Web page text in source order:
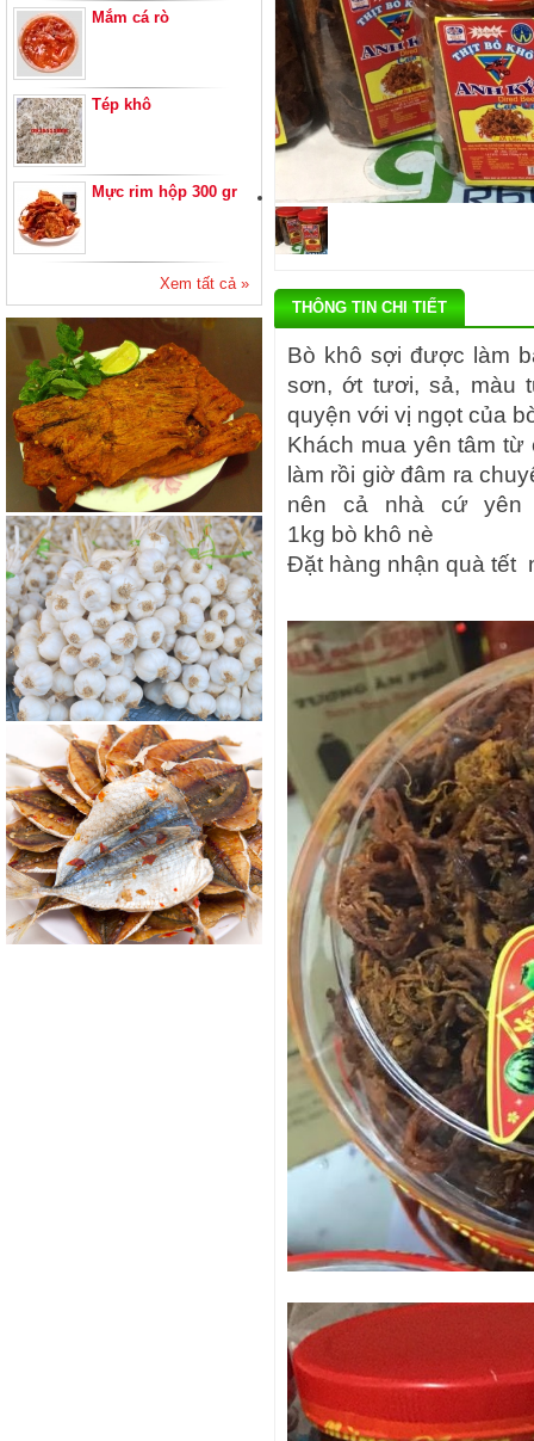
Mắm cá rò
Tép khô
Mực rim hộp 300 gr
Xem tất cả »
THÔNG TIN CHI TIẾT
Bò khô sợi được làm
sơn, ớt tươi, sả, màu
quyện với vị ngọt của
Khách mua yên tâm
làm rồi giờ đâm ra
nên cả nhà cứ
1kg bò khô nè
Đặt hàng nhận quà tết